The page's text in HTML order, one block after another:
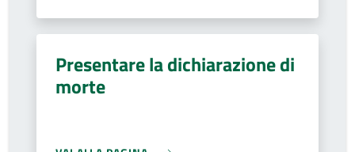
Presentare la dichiarazione di
morte